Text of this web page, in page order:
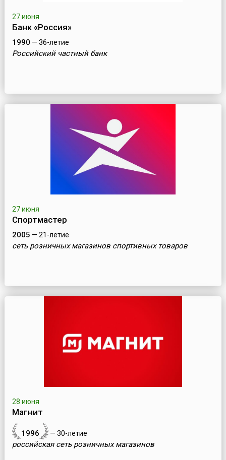
27 июня
Банк «Россия»
1990 — 36-летие
Российский частный банк
27 июня
Спортмастер
2005 — 21-летие
cеть розничных магазинов спортивных товаров
28 июня
Магнит
1996 — 30-летие
российская сеть розничных магазинов